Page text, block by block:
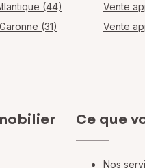
(44)
(31)
Vente
Vente
Ce que
Nos